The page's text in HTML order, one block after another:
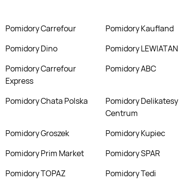
Pomidory Carrefour Pomidory Kaufland
Pomidory Dino Pomidory LEWIATAN
Pomidory Carrefour
Express
Pomidory ABC
Pomidory Chata Polska
Pomidory Delikatesy
Centrum
Pomidory Groszek Pomidory Kupiec
Pomidory Prim Market Pomidory SPAR
Pomidory TOPAZ Pomidory Tedi